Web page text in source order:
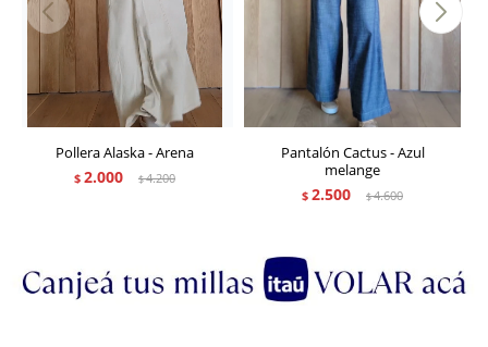
Pollera Alaska - Arena
$ 2.000 $4.200
Pantalón Cactus - Azul
melange
$ 2.500 $4.600